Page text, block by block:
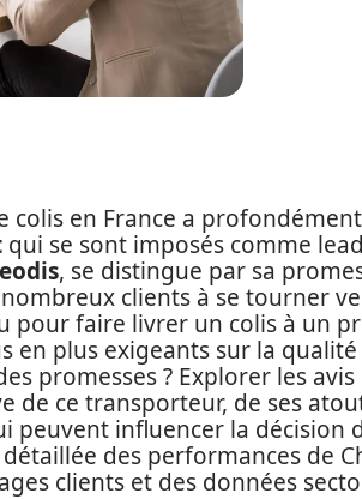
colis en France a
qui se sont imposés comme
, se distingue par sa
clients à se tourner
pour faire livrer un colis à un
en plus exigeants sur la qualité
promesses ? Explorer les
de ce transporteur, de ses
peuvent influencer la décision
des performances de
clients et des données